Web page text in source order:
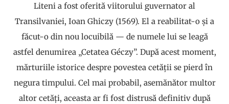
Liteni a fost oferită viitorului guvernator al
Transilvaniei, Ioan Ghiczy (1569). El a reabilitat-o și a
făcut-o din nou locuibilă — de numele lui se leagă
astfel denumirea „Cetatea Géczy”. După acest moment,
mărturiile istorice despre povestea cetății se pierd în
negura timpului. Cel mai probabil, asemănător multor
altor cetăți, aceasta ar fi fost distrusă definitiv după